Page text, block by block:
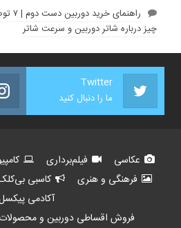
راهنمای خرید دوربین دست دوم | ۷ توصیه مهم - مجله پیکسل
چیز درباره شاتر دوربین و سرعت شاتر
Twitter
ما را دنبال کنید
عکاسی فیلم‌برداری
فرهنگی و هنری
کاسبی
آکادمی
فروش اقساطی دوربین و